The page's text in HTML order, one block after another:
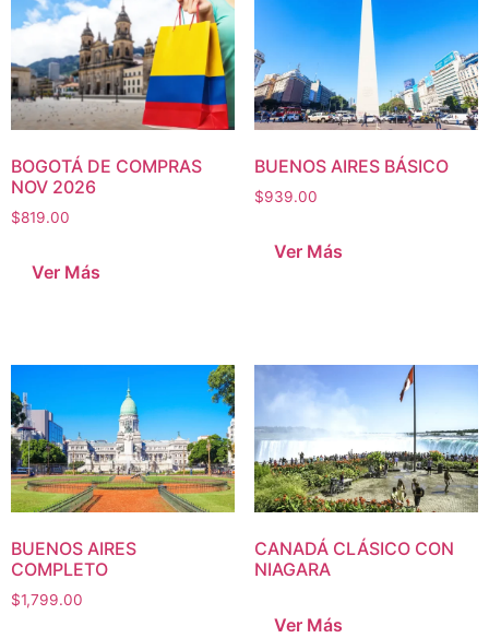
BOGOTÁ DE COMPRAS
NOV 2026
$819.00
Ver Más
BUENOS AIRES BÁSICO
$939.00
Ver Más
BUENOS AIRES
COMPLETO
$1,799.00
CANADÁ CLÁSICO CON
NIAGARA
Ver Más